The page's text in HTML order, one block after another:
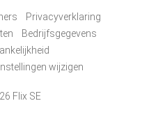
Privacyverklaring
Bedrijfsgegevens
wijzigen
Flix SE